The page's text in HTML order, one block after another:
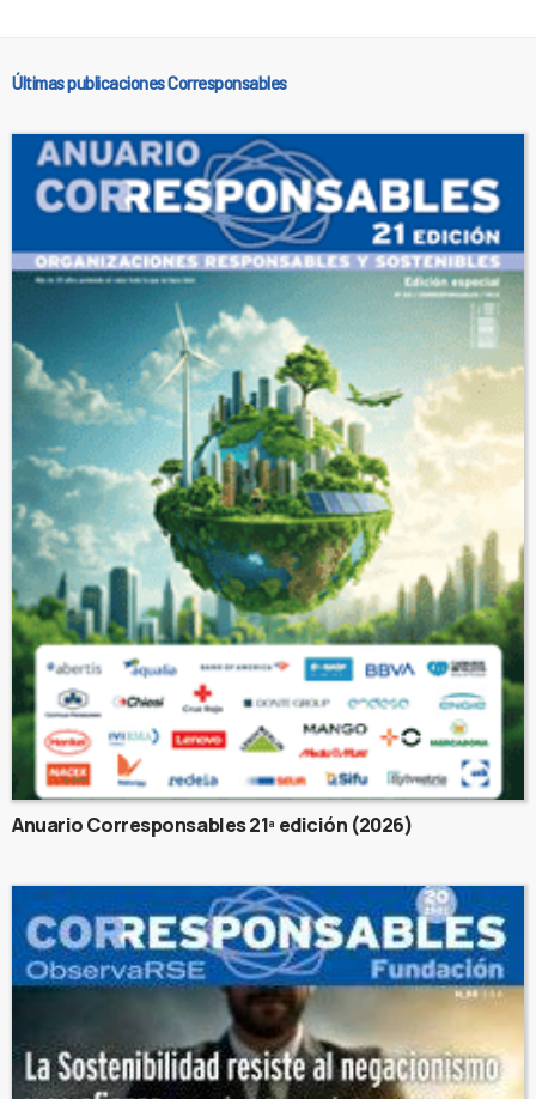
Últimas publicaciones Corresponsables
Anuario Corresponsables 21ª edición (2026)